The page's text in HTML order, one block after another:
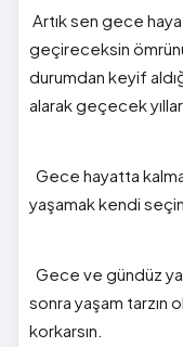
Artık sen gece
geçireceksin
durumdan keyif
alarak geçecek yıllar.
Gece hayatta
yaşamak kendi
Gece ve gündüz
sonra yaşam tarzın
korkarsın.